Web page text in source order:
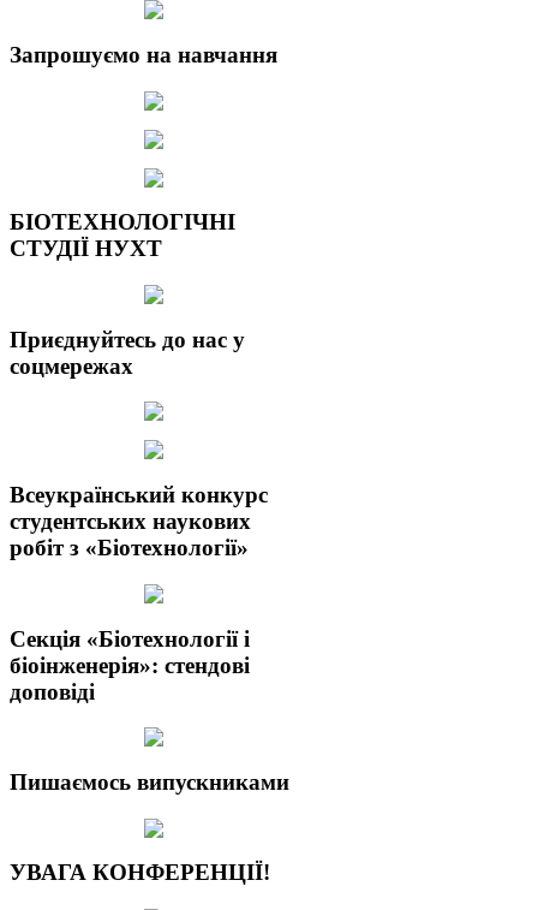
Запрошуємо на навчання
БІОТЕХНОЛОГІЧНІ
СТУДІЇ НУХТ
Приєднуйтесь до нас у
соцмережах
Всеукраїнський конкурс
студентських наукових
робіт з «Біотехнології»
Секція «Біотехнології і
біоінженерія»: стендові
доповіді
Пишаємось випускниками
УВАГА КОНФЕРЕНЦІЇ!